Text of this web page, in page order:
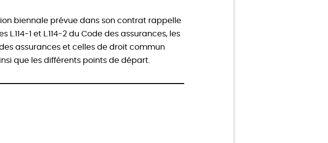
biennale prévue dans son contrat rappelle
1 et L.114-2 du Code des assurances, les
assurances et celles de droit commun
que les différents points de départ.